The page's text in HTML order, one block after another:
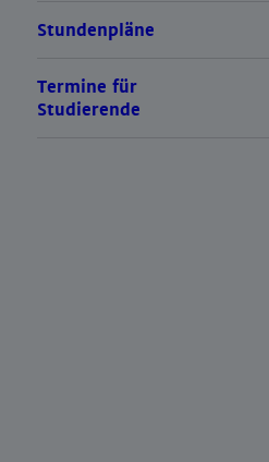
Stundenpläne
Termine für
Studierende